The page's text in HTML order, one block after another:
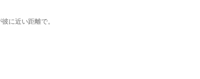
近い距離で。